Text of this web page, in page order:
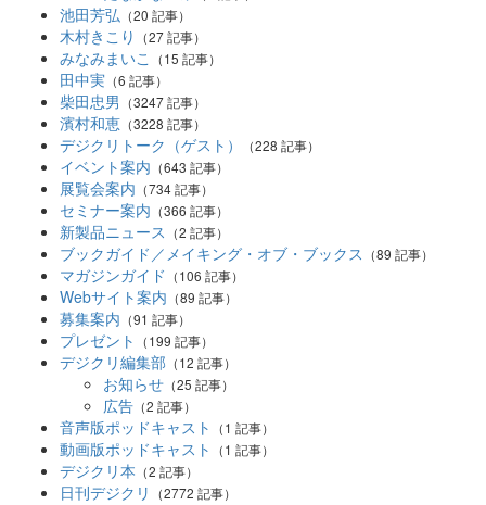
池田芳弘 （20 記事）
木村きこり （27 記事）
みなみまいこ （15 記事）
田中実 （6 記事）
柴田忠男 （3247 記事）
濱村和恵 （3228 記事）
デジクリトーク（ゲスト） （228 記事）
イベント案内 （643 記事）
展覧会案内 （734 記事）
セミナー案内 （366 記事）
新製品ニュース （2 記事）
ブックガイド／メイキング・オブ・ブックス （89 記事）
マガジンガイド （106 記事）
Webサイト案内 （89 記事）
募集案内 （91 記事）
プレゼント （199 記事）
デジクリ編集部 （12 記事）
お知らせ （25 記事）
広告 （2 記事）
音声版ポッドキャスト （1 記事）
動画版ポッドキャスト （1 記事）
デジクリ本 （2 記事）
日刊デジクリ （2772 記事）